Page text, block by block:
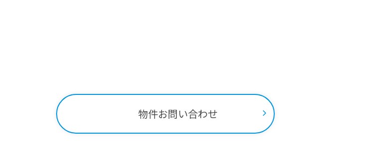
物件お問い合わせ